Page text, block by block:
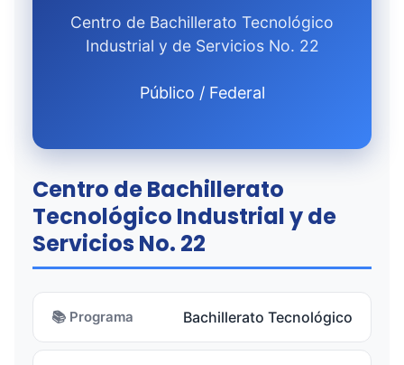
Centro de Bachillerato Tecnológico
Industrial y de Servicios No. 22
Público / Federal
Centro de Bachillerato
Tecnológico Industrial y de
Servicios No. 22
📚 Programa Bachillerato Tecnológico